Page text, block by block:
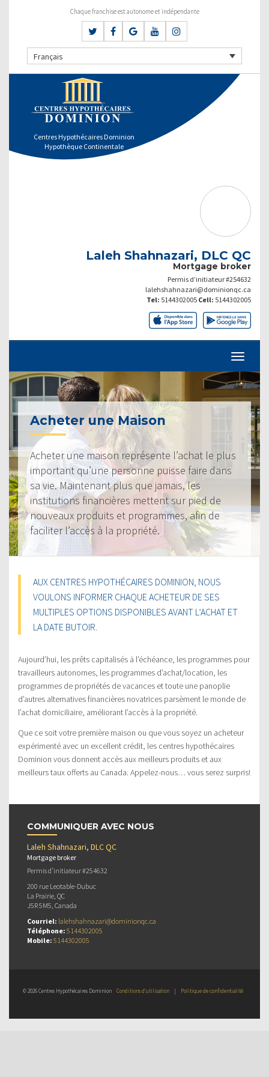
Chaque franchise est autonome et indépendante
Français
Centres Hypothécaires Dominion
Hypothèque Continentale
Laleh Shahnazari, DLC QC
Mortgage broker
Permis d’initiateur #254632
lalehshahnazari@dominionqc.ca
Tel: 5144302005 Cell: 5144302005
Acheter une Maison
Acheter une maison représente l’achat le plus
important qu’une personne puisse faire dans
sa vie. Maintenant plus que jamais, les
institutions financières mettent sur pied de
nouveaux produits et programmes, afin de
faciliter l’accès à la propriété.
AUX CENTRES HYPOTHÉCAIRES DOMINION, NOUS
VOULONS INFORMER CHAQUE ACHETEUR DE SES
MULTIPLES OPTIONS DISPONIBLES AVANT L’ACHAT ET
LA DATE BUTOIR.
Aujourd’hui, les prêts capitalisés à l’échéance, les programmes pour
travailleurs autonomes, les programmes d’achat/location, les
programmes de propriétés de vacances et toute une panoplie
d’autres alternatives financières novatrices parsèment le monde de
l’achat domiciliaire, améliorant l’accès à la propriété.
Que ce soit votre première maison ou que vous soyez un acheteur
expérimenté avec un excellent crédit, les centres hypothécaires
Dominion vous donnent accès aux meilleurs produits et aux
meilleurs taux offerts au Canada. Appelez-nous… vous serez surpris!
COMMUNIQUER AVEC NOUS
Laleh Shahnazari, DLC QC
Mortgage broker
Permis d’initiateur #254632
200 rue Leotable-Dubuc
La Prairie, QC
J5R 5M5, Canada
Courriel: lalehshahnazari@dominionqc.ca
Téléphone: 5144302005
Mobile: 5144302005
© 2026 Centres Hypothécaires Dominion Conditions d’utilisation | Politique de confidentialité